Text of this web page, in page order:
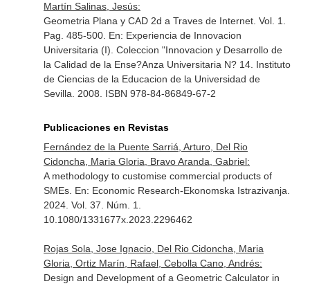
Martín Salinas, Jesús:
Geometria Plana y CAD 2d a Traves de Internet. Vol. 1.
Pag. 485-500. En: Experiencia de Innovacion
Universitaria (I). Coleccion "Innovacion y Desarrollo de
la Calidad de la Ense?Anza Universitaria N? 14. Instituto
de Ciencias de la Educacion de la Universidad de
Sevilla. 2008. ISBN 978-84-86849-67-2
Publicaciones en Revistas
Fernández de la Puente Sarriá, Arturo, Del Rio
Cidoncha, Maria Gloria, Bravo Aranda, Gabriel:
A methodology to customise commercial products of
SMEs. En: Economic Research-Ekonomska Istrazivanja
2024. Vol. 37. Núm. 1.
10.1080/1331677x.2023.2296462
Rojas Sola, Jose Ignacio, Del Rio Cidoncha, Maria
Gloria, Ortiz Marín, Rafael, Cebolla Cano, Andrés:
Design and Development of a Geometric Calculator in